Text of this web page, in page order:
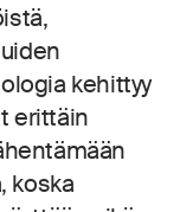
kehittyy
erittäin
koska